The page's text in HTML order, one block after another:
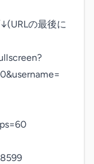
の最後に